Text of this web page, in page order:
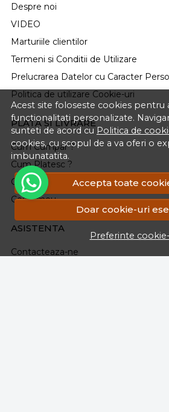
Acest site foloseste cookies pentru
functionalitati personalizate.
sunteti de acord cu Politica de
cookies, cu scopul de a va oferi o
imbunatatita.
Accepta toate
Doar cookie-uri
Preferinte
Despre noi
VIDEO
Marturiile clientilor
Termeni si Conditii de Utilizare
Prelucrarea Datelor cu Caracter
Politica de utilizare Cookie-uri
PLATA SI LIVRARE
Cum Cumpar ?
Cum Platesc ?
Cum Se Livreaza ?
Cosul meu
ASISTENTA
Contacteaza-ne